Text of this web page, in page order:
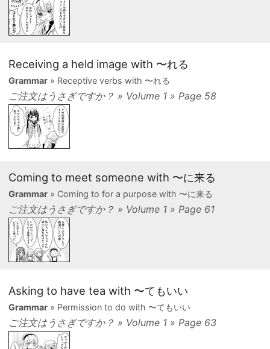
Receiving a held image with 〜れる
Grammar» Receptive verbs with 〜れる
ご注文はうさぎですか？ » Volume 1 » Page 58
Coming to meet someone with 〜に来る
Grammar» Coming to for a purpose with 〜に来る
ご注文はうさぎですか？ » Volume 1 » Page 61
Asking to have tea with 〜てもいい
Grammar» Permission to do with 〜てもいい
ご注文はうさぎですか？ » Volume 1 » Page 63